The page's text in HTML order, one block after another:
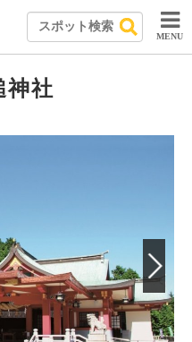
MENU
神社